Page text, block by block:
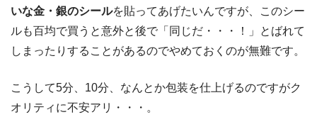
いな金・銀のシールを貼ってあげたいんですが、このシー
ルも百均で買うと意外と後で「同じだ・・・！」とばれて
しまったりすることがあるのでやめておくのが無難です。
こうして5分、10分、なんとか包装を仕上げるのですがク
オリティに不安アリ・・・。